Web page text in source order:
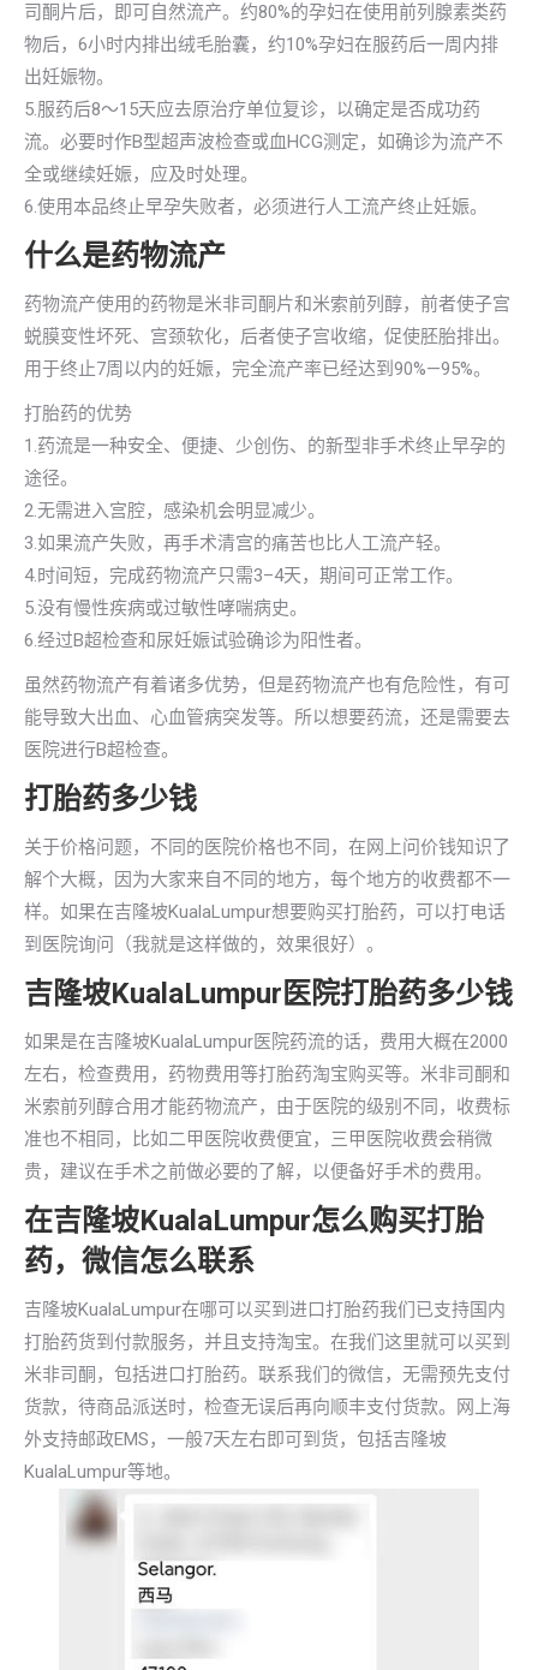
司酮片后，即可自然流产。约80%的孕妇在使用前列腺素类药
物后，6小时内排出绒毛胎囊，约10%孕妇在服药后一周内排
出妊娠物。
5.服药后8～15天应去原治疗单位复诊，以确定是否成功药
流。必要时作B型超声波检查或血HCG测定，如确诊为流产不
全或继续妊娠，应及时处理。
6.使用本品终止早孕失败者，必须进行人工流产终止妊娠。
什么是药物流产
药物流产使用的药物是米非司酮片和米索前列醇，前者使子宫
蜕膜变性坏死、宫颈软化，后者使子宫收缩，促使胚胎排出。
用于终止7周以内的妊娠，完全流产率已经达到90%—95%。
打胎药的优势
1.药流是一种安全、便捷、少创伤、的新型非手术终止早孕的
途径。
2.无需进入宫腔，感染机会明显减少。
3.如果流产失败，再手术清宫的痛苦也比人工流产轻。
4.时间短，完成药物流产只需3–4天，期间可正常工作。
5.没有慢性疾病或过敏性哮喘病史。
6.经过B超检查和尿妊娠试验确诊为阳性者。
虽然药物流产有着诸多优势，但是药物流产也有危险性，有可
能导致大出血、心血管病突发等。所以想要药流，还是需要去
医院进行B超检查。
打胎药多少钱
关于价格问题，不同的医院价格也不同，在网上问价钱知识了
解个大概，因为大家来自不同的地方，每个地方的收费都不一
样。如果在吉隆坡KualaLumpur想要购买打胎药，可以打电话
到医院询问（我就是这样做的，效果很好）。
吉隆坡KualaLumpur医院打胎药多少钱
如果是在吉隆坡KualaLumpur医院药流的话，费用大概在2000
左右，检查费用，药物费用等打胎药淘宝购买等。米非司酮和
米索前列醇合用才能药物流产，由于医院的级别不同，收费标
准也不相同，比如二甲医院收费便宜，三甲医院收费会稍微
贵，建议在手术之前做必要的了解，以便备好手术的费用。
在吉隆坡KualaLumpur怎么购买打胎
药，微信怎么联系
吉隆坡KualaLumpur在哪可以买到进口打胎药我们已支持国内
打胎药货到付款服务，并且支持淘宝。在我们这里就可以买到
米非司酮，包括进口打胎药。联系我们的微信，无需预先支付
货款，待商品派送时，检查无误后再向顺丰支付货款。网上海
外支持邮政EMS，一般7天左右即可到货，包括吉隆坡
KualaLumpur等地。